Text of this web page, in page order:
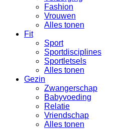
Fashion
Vrouwen
Alles tonen
Fit
Sport
Sportdisciplines
Sportletsels
Alles tonen
Gezin
Zwangerschap
Babyvoeding
Relatie
Vriendschap
Alles tonen